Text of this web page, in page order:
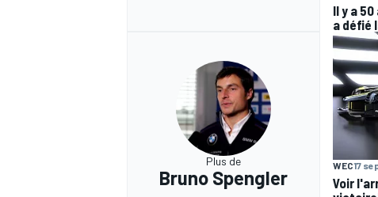
Il y a
a défié
Plus de
Bruno Spengler
WEC17
Voir